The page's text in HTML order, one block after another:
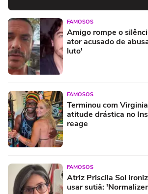
FAMOSOS
Amigo rompe o
ator acusado de
luto'
FAMOSOS
Terminou com
atitude drástica no
reage
FAMOSOS
Atriz Priscila Sol
usar sutiã: